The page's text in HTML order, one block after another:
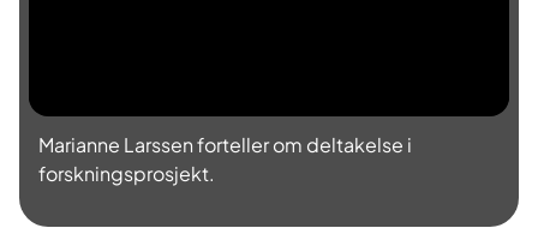
i
Marianne Larssen forteller om deltakelse i
forskningsprosjekt.